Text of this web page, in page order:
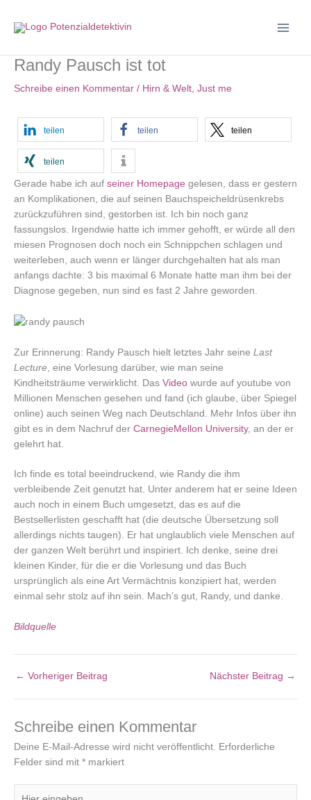
Inhalt
Randy Pausch ist tot
Schreibe einen Kommentar / Hirn & Welt, Just me
teilen teilen teilen
teilen
Gerade habe ich auf seiner Homepage gelesen, dass er gestern
an Komplikationen, die auf seinen Bauchspeicheldrüsenkrebs
zurückzuführen sind, gestorben ist. Ich bin noch ganz
fassungslos. Irgendwie hatte ich immer gehofft, er würde all den
miesen Prognosen doch noch ein Schnippchen schlagen und
weiterleben, auch wenn er länger durchgehalten hat als man
anfangs dachte: 3 bis maximal 6 Monate hatte man ihm bei der
Diagnose gegeben, nun sind es fast 2 Jahre geworden.
Zur Erinnerung: Randy Pausch hielt letztes Jahr seine Last
Lecture , eine Vorlesung darüber, wie man seine
Kindheitsträume verwirklicht. Das Video wurde auf youtube von
Millionen Menschen gesehen und fand (ich glaube, über Spiegel
online) auch seinen Weg nach Deutschland. Mehr Infos über ihn
gibt es in dem Nachruf der CarnegieMellon University, an der er
gelehrt hat.
Ich finde es total beeindruckend, wie Randy die ihm
verbleibende Zeit genutzt hat. Unter anderem hat er seine Ideen
auch noch in einem Buch umgesetzt, das es auf die
Bestsellerlisten geschafft hat (die deutsche Übersetzung soll
allerdings nichts taugen). Er hat unglaublich viele Menschen auf
der ganzen Welt berührt und inspiriert. Ich denke, seine drei
kleinen Kinder, für die er die Vorlesung und das Buch
ursprünglich als eine Art Vermächtnis konzipiert hat, werden
einmal sehr stolz auf ihn sein. Mach’s gut, Randy, und danke.
Bildquelle
← Vorheriger Beitrag Nächster Beitrag →
Schreibe einen Kommentar
Deine E-Mail-Adresse wird nicht veröffentlicht. Erforderliche
Felder sind mit * markiert